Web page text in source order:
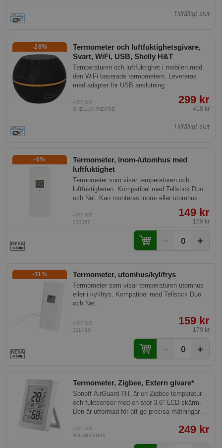
Tillfälligt slut
Termometer och luftfuktighetsgivare,
Svart, WiFi, USB, Shelly H&T
-28%
Temperaturen och luftfuktighet i mobilen med
den WiFi baserade termometern. Levereras
med adapter för USB anslutning.
ART.NR:
SHELLY-HT-EXT-B
299 kr
418 kr
Tillfälligt slut
Termometer, inom-/utomhus med
luftfuktighet
-6%
Termometer som visar temperaturen och
luftfuktigheten. Kompatibel med Tellstick Duo
och Net. Kan monteras inom- eller utomhus.
ART.NR:
313160
149 kr
159 kr
0 +
Termometer, utomhus/kyl/frys
-11%
Termometer som visar temperaturen utomhus
eller i kyl/frys. Kompatibel med Tellstick Duo
och Net.
ART.NR:
311433
159 kr
179 kr
0 +
Termometer, Zigbee, Extern givare*
Sonoff AirGuard TH, är en Zigbee temperatur-
och fuktsensor med en stor 3.6" LCD-skärm.
Den är utformad för att ge precisa mätningar
vilket möjliggör flexibilitet och noggrannhet i
smarta hem-system.
ART.NR:
SO-ZB-02DR2
249 kr